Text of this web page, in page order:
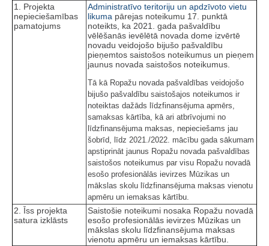
1. Projekta
nepieciešamības
pamatojums
Administratīvo teritoriju un apdzīvoto vietu
likuma pārejas noteikumu 17. punktā
noteikts, ka 2021. gada pašvaldību
vēlēšanās ievēlētā novada dome izvērtē
novadu veidojošo bijušo pašvaldību
pieņemtos saistošos noteikumus un pieņem
jaunus novada saistošos noteikumus.
Tā kā Ropažu novada pašvaldības veidojošo
bijušo pašvaldību saistošajos noteikumos ir
noteiktas dažāds līdzfinansējuma apmērs,
samaksas kārtība, kā ari atbrīvojumi no
līdzfinansējuma maksas, nepieciešams jau
šobrīd, līdz 2021./2022. mācību gada sākumam
apstiprināt jaunus Ropažu novada pašvaldības
saistošos noteikumus par visu Ropažu novadā
esošo profesionālās ievirzes Mūzikas un
mākslas skolu līdzfinansējuma maksas vienotu
apmēru un iemaksas kārtību.
2. Īss projekta
satura izklāsts
Saistošie noteikumi nosaka Ropažu novadā
esošo profesionālās ievirzes Mūzikas un
mākslas skolu līdzfinansējuma maksas
vienotu apmēru un iemaksas kārtību.